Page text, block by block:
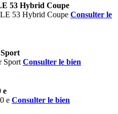
53 Hybrid Coupe
Consulter le
Consulter le bien
e
Consulter le bien